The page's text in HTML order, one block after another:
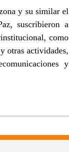
y su similar el
suscribieron a
como
otras actividades,
y